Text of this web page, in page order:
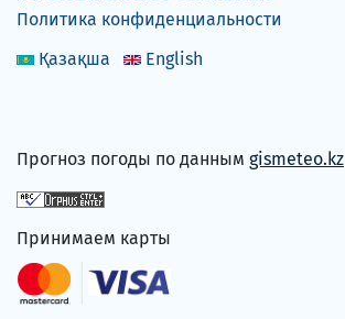
Политика конфиденциальности
Қазақша
English
Прогноз погоды по данным gismeteo.kz
Принимаем карты